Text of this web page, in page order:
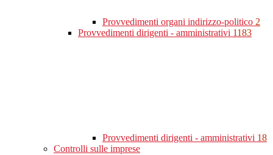
Provvedimenti organi indirizzo-politico 2
Provvedimenti dirigenti - amministrativi 1183
Provvedimenti dirigenti - amministrativi 18
Controlli sulle imprese